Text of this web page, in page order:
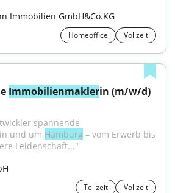
Immobilien GmbH&Co.KG
Homeoffice Vollzeit
Immobilienmaklerin (m/w/d)
spannende
und um Hamburg – vom Erwerb bis
Leidenschaft..."
Teilzeit Vollzeit